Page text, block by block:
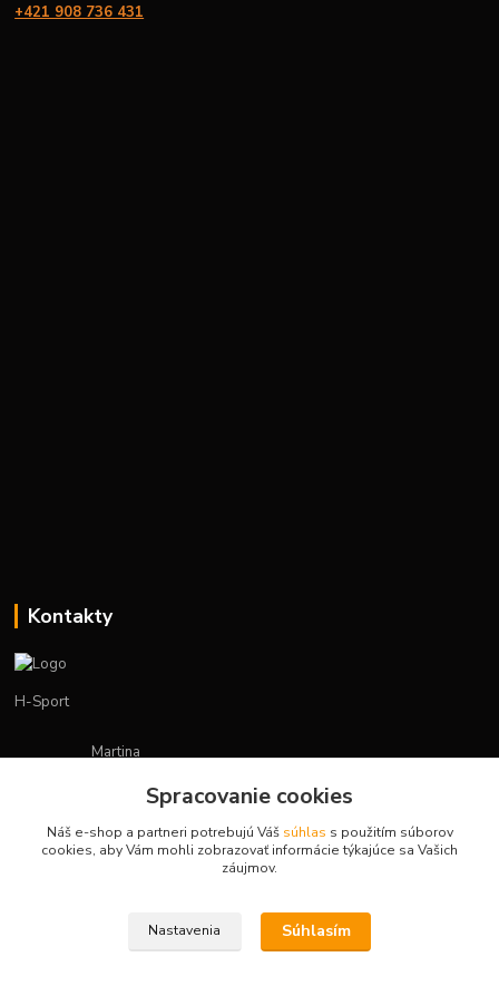
+421 908 736 431
Kontakty
H-Sport
Martina
(Po-Pia, 7-15 hod.)
obchod.hsport@gmail.com
Spracovanie cookies
Náš e-shop a partneri potrebujú Váš súhlas s použitím súborov
cookies, aby Vám mohli zobrazovať informácie týkajúce sa Vašich
záujmov.
Nastavenia Súhlasím